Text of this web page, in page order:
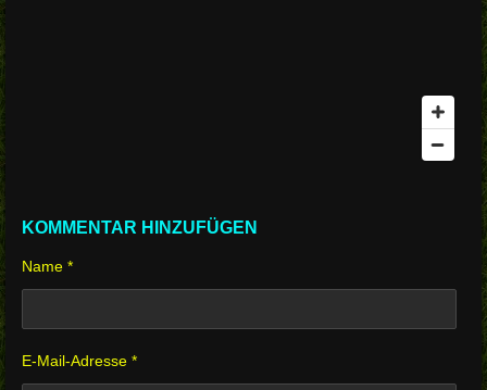
KOMMENTAR HINZUFÜGEN
Name *
E-Mail-Adresse *